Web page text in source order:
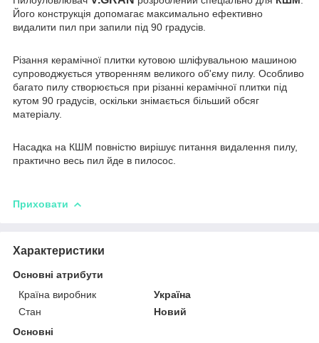
Його конструкція допомагає максимально ефективно
видалити пил при запили під 90 градусів.
Різання керамічної плитки кутовою шліфувальною машиною
супроводжується утворенням великого об'єму пилу. Особливо
багато пилу створюється при різанні керамічної плитки під
кутом 90 градусів, оскільки знімається більший обсяг
матеріалу.
Насадка на КШМ повністю вирішує питання видалення пилу,
практично весь пил йде в пилосос.
Приховати
Характеристики
Основні атрибути
Країна виробник
Україна
Стан
Новий
Основні